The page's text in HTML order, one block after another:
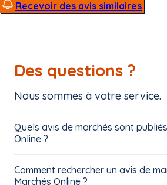
Recevoir des avis similaires
Des questions ?
Nous sommes à votre service.
Quels avis de marchés sont
Online ?
Comment rechercher un avis de
Marchés Online ?